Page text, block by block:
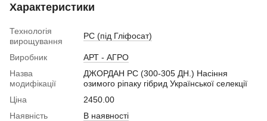
Характеристики
Технологія
вирощування
РС (під Гліфосат)
Виробник
АРТ - АГРО
Назва
модифікації
ДЖОРДАН РС (300-305 ДН.) Насіння
озимого ріпаку гібрид Української селекції
Ціна
2450.00
Наявність
В наявності